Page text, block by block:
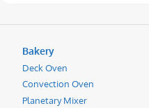
Bakery
Deck Oven
Convection Oven
Planetary Mixer